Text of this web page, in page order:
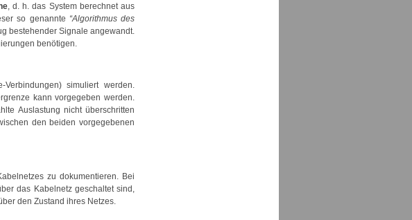
, d. h. das System berechnet aus
so genannte “Algorithmus des
bestehender Signale angewandt.
benötigen.
simuliert werden.
kann vorgegeben werden.
Auslastung nicht überschritten
den beiden vorgegebenen
zu dokumentieren. Bei
das Kabelnetzgeschaltet sind,
den Zustand ihres Netzes.